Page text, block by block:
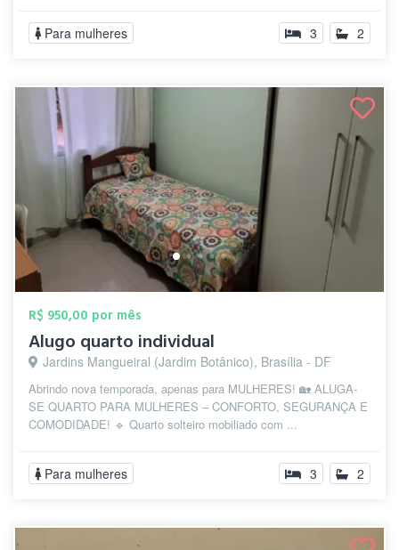
Para mulheres 3 2
R$ 950,00 por mês
Alugo quarto individual
Jardins Mangueiral (Jardim Botânico), Brasília - DF
Abrindo nova temporada, apenas para MULHERES! 🏡 ALUGA-
SE QUARTO PARA MULHERES – CONFORTO, SEGURANÇA E
COMODIDADE! 🔹 Quarto solteiro mobiliado com ...
Para mulheres 3 2